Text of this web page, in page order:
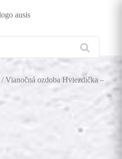
/ Vianočná ozdoba Hviezdička –